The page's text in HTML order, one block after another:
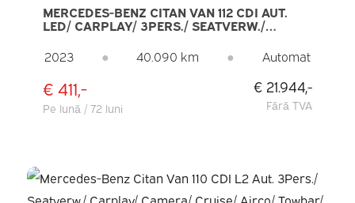
MERCEDES-BENZ CITAN VAN 112 CDI AUT.
LED/ CARPLAY/ 3PERS./ SEATVERW./
2023
● 40.090 km ● Automat
€ 411,-
Pe lună / 72 luni
€ 21.944,-
Fără TVA